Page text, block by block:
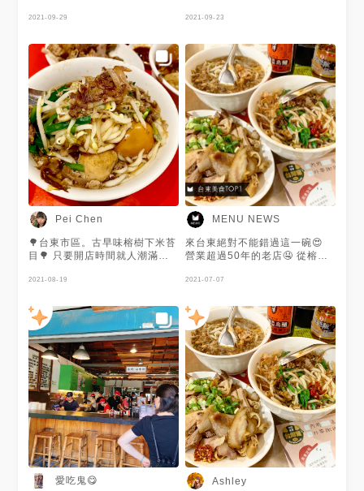
19:30（週三公休❌） . #台東#
台東午餐#台東晚餐#榕樹下米
苔目#米苔目#排隊美食#銅板美
食
#taitung#taitungfood#food#
阿胖胖吃台東
別 女超人就是想像得到的味道
2021-09-29 2021-09-23
Pei Chen
🌳台東市區。古早味榕樹下米苔
目🌳 只要開店時間就人潮滿滿
的需要不到飯點就先來，可以節
苔目，用滿滿油蔥酥跟肉燥覆蓋
在米苔目上，乾的湯的都少不了
濃郁香氣～味道很濃厚，整體是
不錯吃的，但如果要排很久的
隊，就會覺得可以評估看看自己
的行程，時間很多是ok的，如果
對於米苔目也沒特別喜好可以by
pass掉～（個人小淺見） 🌟網
路人氣推薦：丸蛋組合（魚丸
$10+滷蛋$10） 個人覺得滷蛋
沒有入味，可能是生意太好的關
係吧🤷🏻‍♀️ #台東 #榕樹下米苔目
#米苔目 #古早味
2021-08-19
MENU NEWS
來台東絕對不能錯過這一碗😍
營業超過50年的老店🤤 從榕樹
的空間！ 除了有可愛的插圖菜
薦點乾米苔目🌟 吃過原味後可
以再加入醋或辣椒轉換口味🌶️ 目
前因應疫情自主停業中！ 謝謝
@Ashley 提供美照🧡
2021-07-07
愛吃鬼😋 Ashley